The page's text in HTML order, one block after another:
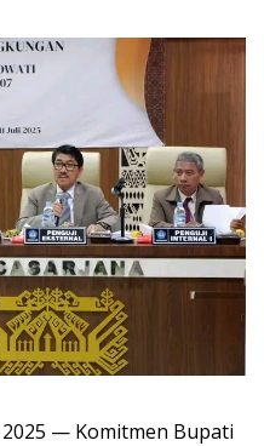
2025 — Komitmen Bupati